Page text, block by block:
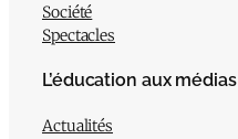
Société
Spectacles
L’éducation aux médias
Actualités